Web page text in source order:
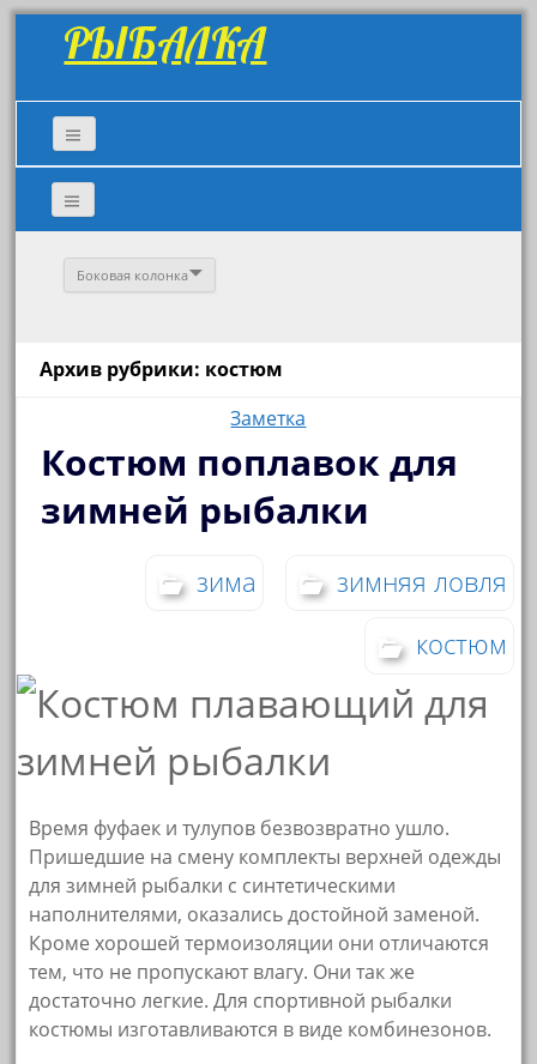
РЫБАЛКА
Боковая колонка
Архив рубрики: костюм
Заметка
Костюм поплавок для
зимней рыбалки
зима
зимняя ловля
костюм
Время фуфаек и тулупов безвозвратно ушло.
Пришедшие на смену комплекты верхней одежды
для зимней рыбалки с синтетическими
наполнителями, оказались достойной заменой.
Кроме хорошей термоизоляции они отличаются
тем, что не пропускают влагу. Они так же
достаточно легкие. Для спортивной рыбалки
костюмы изготавливаются в виде комбинезонов.